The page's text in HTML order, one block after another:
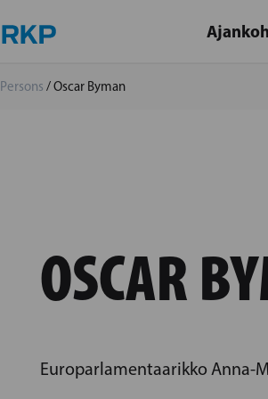
Persons /Oscar Byman
OSCAR
Europarlamentaarikko Anna-